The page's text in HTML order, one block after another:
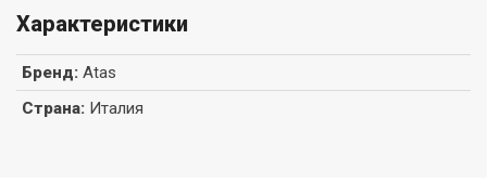
Характеристики
Бренд: Atas
Страна: Италия